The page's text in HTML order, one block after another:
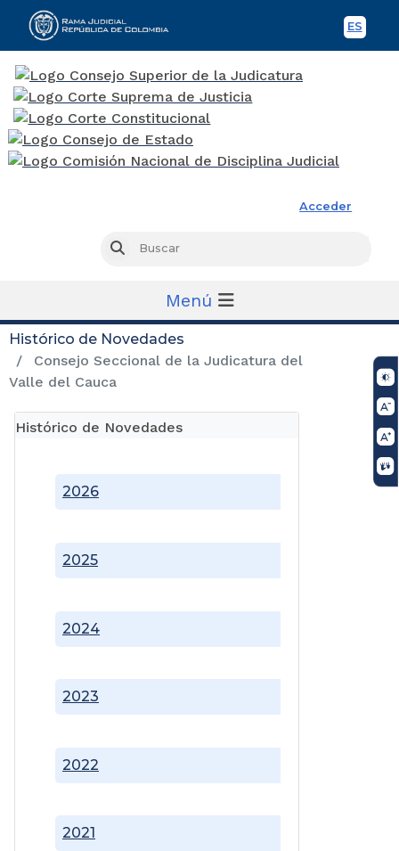
ES
Acceder
Buscar
Menú
Histórico de Novedades
Consejo Seccional de la Judicatura del
Valle del Cauca
Histórico de Novedades
2021
2022
2023
2024
2025
2026